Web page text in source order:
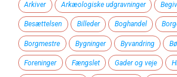
Arkiver Arkæologiske udgravninger
Besættelsen Billeder Boghandel
Borgmestre Bygninger Byvandring
Foreninger Fængslet Gader og veje